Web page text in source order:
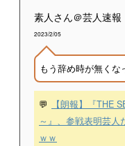
素人さん＠芸人速報
2023/2/05
もう辞め時が無くな
💬
【朗報】『THE
～』、参戦表明芸人
ｗｗ